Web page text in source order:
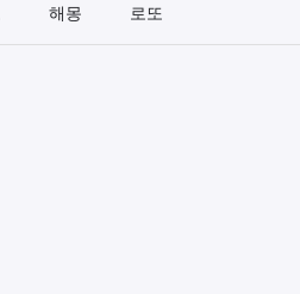
해몽 로또